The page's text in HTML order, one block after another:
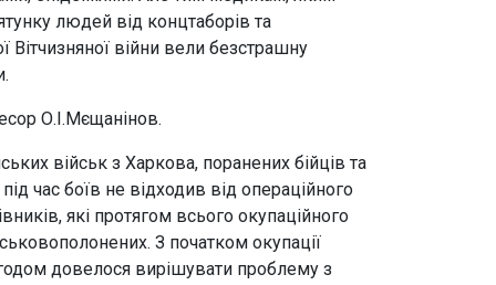
людей від концтаборів та
Вітчизняної війни вели безстрашну
О.І.Мєщанінов.
військ з Харкова, поранених бійців та
час боїв не відходив від операційного
які протягом всього окупаційного
З початком окупації
довелося вирішувати проблему з